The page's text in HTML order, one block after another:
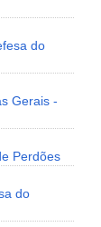
do
Gerais -
Perdões
do